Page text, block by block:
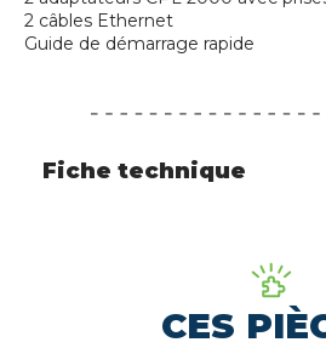
2 câbles Ethernet
Guide de démarrage rapide
Fiche technique
CES